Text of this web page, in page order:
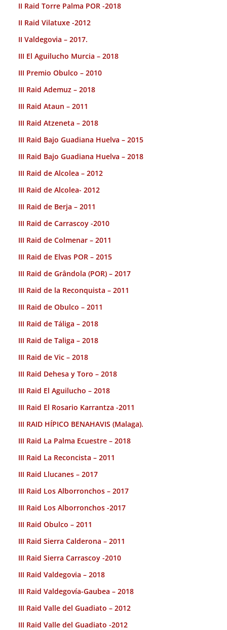
II Raid Torre Palma POR -2018
II Raid Vilatuxe -2012
II Valdegovia – 2017.
III El Aguilucho Murcia – 2018
III Premio Obulco – 2010
III Raid Ademuz – 2018
III Raid Ataun – 2011
III Raid Atzeneta – 2018
III Raid Bajo Guadiana Huelva – 2015
III Raid Bajo Guadiana Huelva – 2018
III Raid de Alcolea – 2012
III Raid de Alcolea- 2012
III Raid de Berja – 2011
III Raid de Carrascoy -2010
III Raid de Colmenar – 2011
III Raid de Elvas POR – 2015
III Raid de Grândola (POR) – 2017
III Raid de la Reconquista – 2011
III Raid de Obulco – 2011
III Raid de Táliga – 2018
III Raid de Taliga – 2018
III Raid de Vic – 2018
III Raid Dehesa y Toro – 2018
III Raid El Aguilucho – 2018
III Raid El Rosario Karrantza -2011
III RAID HÍPICO BENAHAVIS (Malaga).
III Raid La Palma Ecuestre – 2018
III Raid La Reconcista – 2011
III Raid Llucanes – 2017
III Raid Los Alborronchos – 2017
III Raid Los Alborronchos -2017
III Raid Obulco – 2011
III Raid Sierra Calderona – 2011
III Raid Sierra Carrascoy -2010
III Raid Valdegovia – 2018
III Raid Valdegovía-Gaubea – 2018
III Raid Valle del Guadiato – 2012
III Raid Valle del Guadiato -2012